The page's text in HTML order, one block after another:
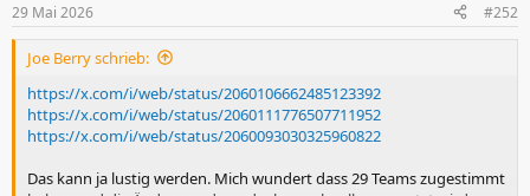
29 Mai 2026 #252
Joe Berry schrieb:
https://x.com/i/web/status/2060106662485123392
https://x.com/i/web/status/2060111776507711952
https://x.com/i/web/status/2060093030325960822
Das kann ja lustig werden. Mich wundert dass 29 Teams zugestimmt